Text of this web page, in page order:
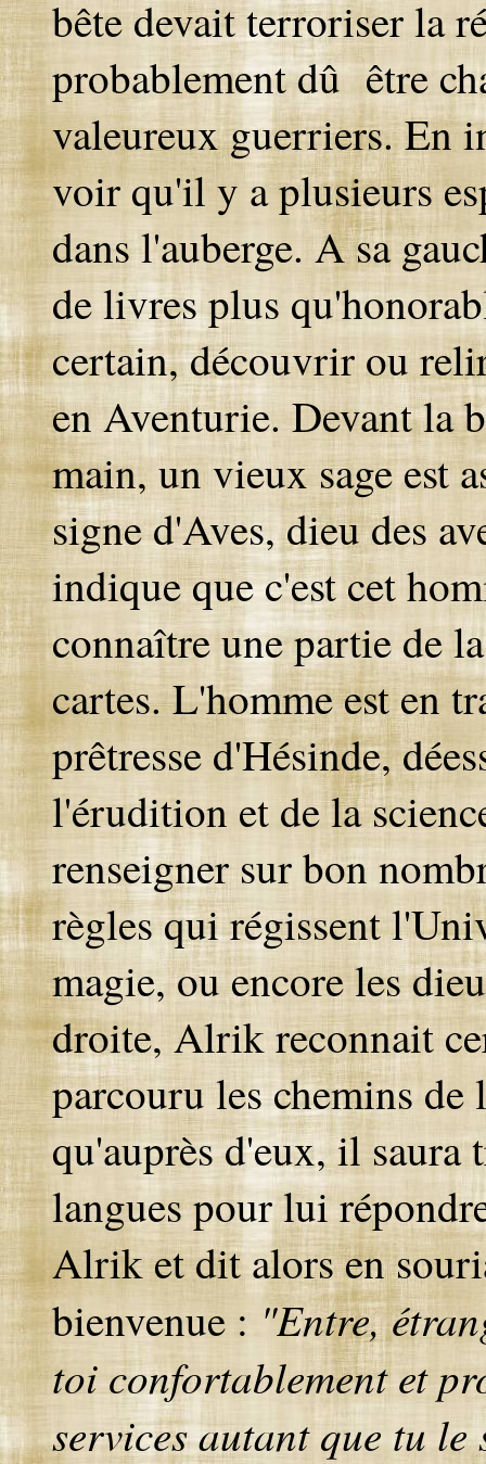
bête devait terroriser la
probablementdû être
valeureux guerriers. En
voir qu'il y a plusieurs
dans l'auberge. A sa
de livres plus
certain, découvrir ou
en Aventurie. Devant la
main, un vieux sage est
signe d'Aves, dieu des
indique que c'est cet
connaître une partie de
cartes. L'homme est en
prêtresse d'Hésinde,
l'érudition et de la
renseigner sur bon
règles qui régissent
magie, ou encore les
droite, Alrik reconnait
parcouru les chemins
qu'auprès d'eux, il
langues pour lui
Alrik et dit alors en
bienvenue : "Entre,
toi confortablement et
services autant que tu le